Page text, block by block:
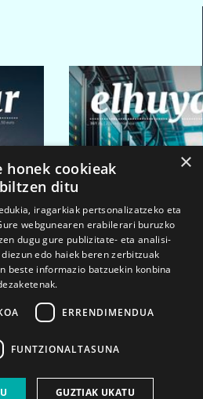
2026ko mar. 1a
×
honek cookieak
ditu
iragarkiak pertsonalizatzeko eta
webgunearen erabilerari buruzko
dugu gure publizitate- eta analisi-
edo haiek beren zerbitzuak
beste informazio batzuekin konbina
ERRENDIMENDUA
FUNTZIONALTASUNA
GUZTIAK UKATU